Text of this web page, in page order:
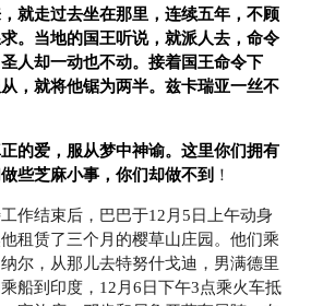
就走过去坐在那里，连续五年，不顾
。当地的国王听说，就派人去，命令
人却一动也不动。接着国王命令下
，就将他锯为两半。兹卡瑞亚一丝不
的爱，服从梦中神谕。这里你们拥有
些芝麻小事，你们却做不到 ！
作结束后，巴巴于12月5日上午动身
租赁了三个月的樱草山庄园。他们乘
尔，从那儿去特努什戈迪，男满德里
船到印度，12月6日下午3点乘火车抵